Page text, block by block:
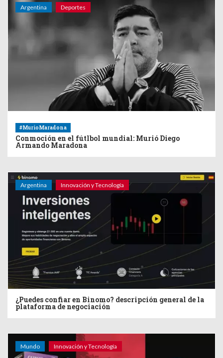
Argentina Deportes
#MurioMaradona
Conmoción en el fútlbol mundial: Murió Diego
Armando Maradona
Argentina Innovación y Tecnología
¿Puedes confiar en Binomo? descripción general de la
plataforma de negociación
Mundo Innovación y Tecnología